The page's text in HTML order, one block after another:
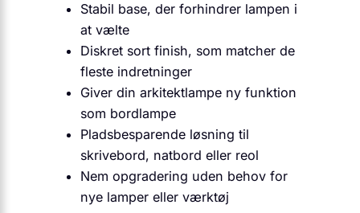
Stabil base, der forhindrer lampen i
at vælte
Diskret sort finish, som matcher de
fleste indretninger
Giver din arkitektlampe ny funktion
som bordlampe
Pladsbesparende løsning til
skrivebord, natbord eller reol
Nem opgradering uden behov for
nye lamper eller værktøj